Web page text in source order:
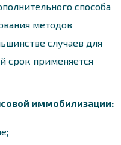
способа
методов
случаев для
срок применяется
иммобилизации: